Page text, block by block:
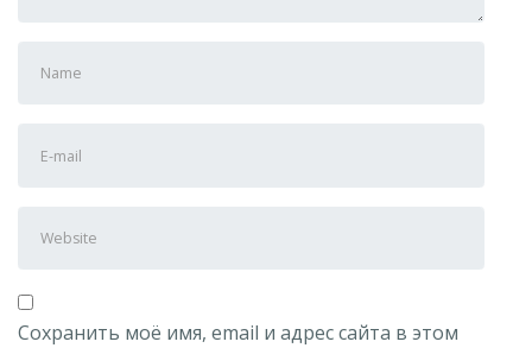
and
mail
Сохранить моё имя, email и адрес сайта в этом